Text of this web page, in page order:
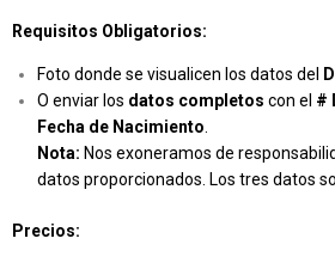
Requisitos Obligatorios:
Foto donde se visualicen los datos del
O enviar los datos completos con el #
Fecha de Nacimiento.
Nota: Nos exoneramos de
datos proporcionados. Los tres datos
Precios: